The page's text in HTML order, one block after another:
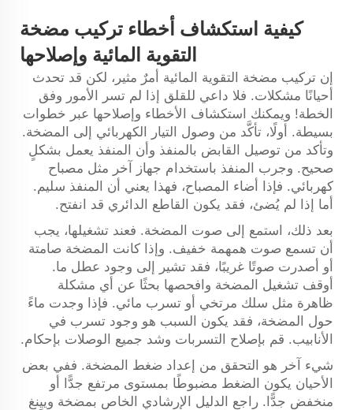
كيفية استكشاف أخطاء تركيب مضخة
التقوية المائية وإصلاحها
إن تركيب مضخة التقوية المائية أمرٌ مثير، لكن قد تحدث
أحيانًا مشكلات. فلا داعي للقلق إذا لم تسر الأمور وفق
الخطة! ويمكنك استكشاف الأخطاء وإصلاحها عبر خطوات
بسيطة. أولًا، تأكَّد من وصول التيار الكهربائي إلى المضخة.
وتأكد من توصيل القابض بالمنفذ وأن المنفذ يعمل بشكلٍ
صحيح. وجرب المنفذ باستخدام جهاز آخر مثل مصباح
كهربائي. فإذا أضاء المصباح، فهذا يعني أن المنفذ سليم.
أما إذا لم يُضئ، فقد يكون القاطع الدائري قد انفتح.
بعد ذلك، استمع إلى صوت المضخة. فعند تشغيلها، يجب
أن تسمع صوت همهمة خفيف. وإذا كانت المضخة صامتة
أو أصدرت صوتًا غريبًا، فقد تشير إلى وجود عطل ما.
أوقف تشغيل المضخة وافحصها بحثًا عن أي مشكلة
ظاهرة مثل سلك مرتخي أو تسرب مائي. فإذا وجدت ماءً
حول المضخة، فقد يكون السبب هو وجود تسرب في
الأنابيب. قم بإصلاح التسربات وشد جميع الوصلات بإحكام.
شيء آخر هو التحقق من إعداد ضغط المضخة. ففي بعض
الأحيان يكون الضغط مضبوطًا بمستوى مرتفع جدًّا أو
منخفض جدًّا. راجع الدليل الإرشادي الخاص بمضخة وييِنغ